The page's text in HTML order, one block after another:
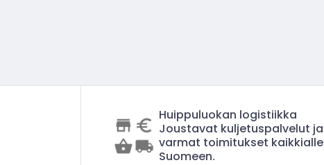
Huippuluokan logistiikka
Joustavat kuljetuspalvelut ja
varmat toimitukset kaikkialle
Suomeen.